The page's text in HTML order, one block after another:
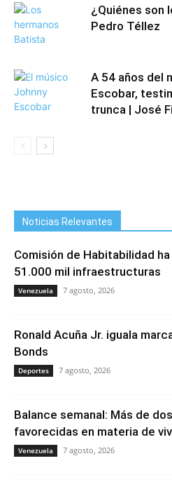
¿Quiénes son
Pedro Téllez
A 54 años del
Escobar,
trunca | José
Noticias Relevantes
Comisión de Habitabilidad
51.000 mil infraestructuras
Venezuela 7 agosto, 2026
Ronald Acuña Jr. iguala
Bonds
Deportes 7 agosto, 2026
Balance semanal: Más de
favorecidas en materia de
Venezuela 7 agosto, 2026